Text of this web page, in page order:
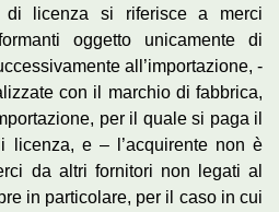
licenza si riferisce a merci
oggetto unicamente di
all’importazione, -
con il marchio di fabbrica,
per il quale si paga il
licenza, e – l’acquirente non è
da altri fornitori non legati al
in particolare, per il caso in cui